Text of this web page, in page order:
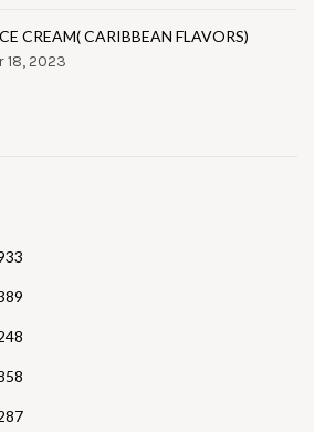
CREAM( CARIBBEAN FLAVORS)
18, 2023